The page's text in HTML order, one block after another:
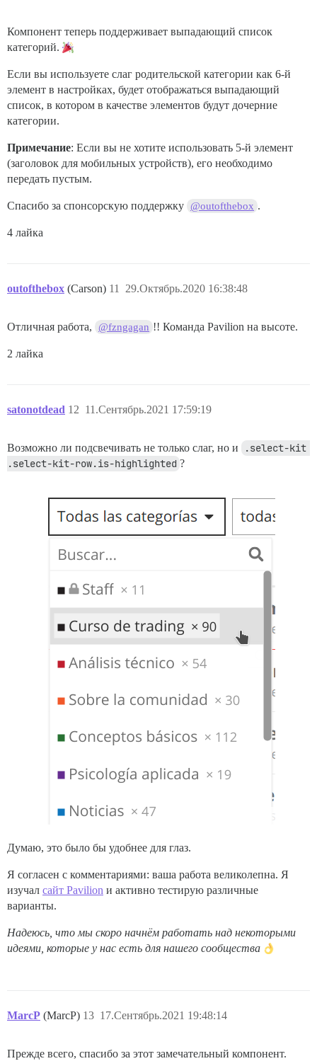
Компонент теперь поддерживает выпадающий список
категорий.
Если вы используете слаг родительской категории как 6-й
элемент в настройках, будет отображаться выпадающий
список, в котором в качестве элементов будут дочерние
категории.
Примечание: Если вы не хотите использовать 5-й элемент
(заголовок для мобильных устройств), его необходимо
передать пустым.
Спасибо за спонсорскую поддержку @outofthebox .
4 лайка
outofthebox (Carson) 29.Октябрь.2020 16:38:48
11
Отличная работа, @fzngagan !! Команда Pavilion на высоте.
2 лайка
satonotdead 11.Сентябрь.2021 17:59:19
12
Возможно ли подсвечивать не только слаг, но и
.select-kit
.select-kit-row.is-highlighted ?
Думаю, это было бы удобнее для глаз.
Я согласен с комментариями: ваша работа великолепна. Я
изучал сайт Pavilion и активно тестирую различные
варианты.
Надеюсь, что мы скоро начнём работать над некоторыми
идеями, которые у нас есть для нашего сообщества
MarcP (MarcP) 17.Сентябрь.2021 19:48:14
13
Прежде всего, спасибо за этот замечательный компонент.